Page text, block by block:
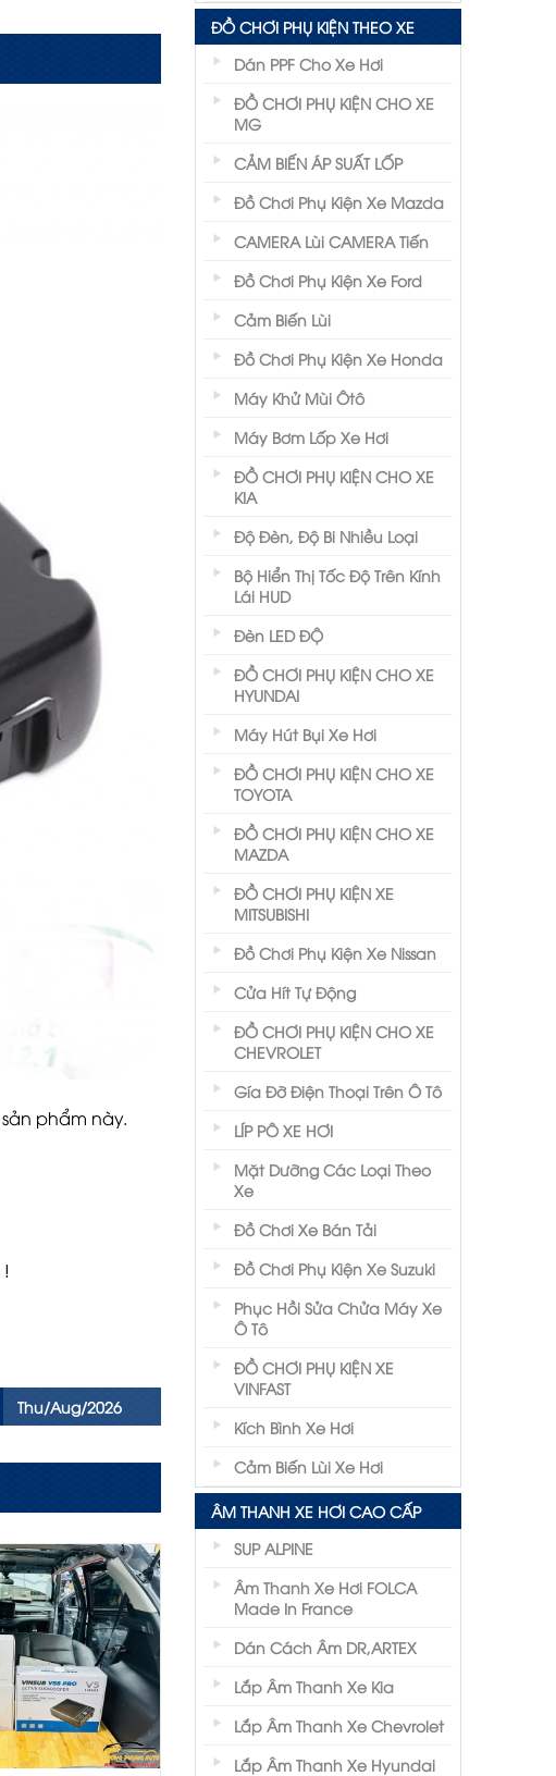
phẩm này.
thủ đức
Thu/Aug/2026
ĐỒ CHƠI PHỤ KIỆN THEO XE
Dán PPF Cho Xe Hơi
ĐỒ CHƠI PHỤ KIỆN CHO XE
MG
CẢM BIẾN ÁP SUẤT LỐP
Đồ Chơi Phụ Kiện Xe Mazda
CAMERA Lùi CAMERA Tiến
Đồ Chơi Phụ Kiện Xe Ford
Cảm Biến Lùi
Đồ Chơi Phụ Kiện Xe Honda
Máy Khử Mùi Ôtô
Máy Bơm Lốp Xe Hơi
ĐỒ CHƠI PHỤ KIỆN CHO XE
KIA
Độ Đèn, Độ Bi Nhiều Loại
Bộ Hiển Thị Tốc Độ Trên Kính
Lái HUD
Đèn LED ĐỘ
ĐỒ CHƠI PHỤ KIỆN CHO XE
HYUNDAI
Máy Hút Bụi Xe Hơi
ĐỒ CHƠI PHỤ KIỆN CHO XE
TOYOTA
ĐỒ CHƠI PHỤ KIỆN CHO XE
MAZDA
ĐỒ CHƠI PHỤ KIỆN XE
MITSUBISHI
Đồ Chơi Phụ Kiện Xe Nissan
Cửa Hít Tự Động
ĐỒ CHƠI PHỤ KIỆN CHO XE
CHEVROLET
Gía Đỡ Điện Thoại Trên Ô Tô
LÍP PÔ XE HƠI
Mặt Dưỡng Các Loại Theo
Xe
Đồ Chơi Xe Bán Tải
Đồ Chơi Phụ Kiện Xe Suzuki
Phục Hồi Sửa Chửa Máy Xe
Ô Tô
ĐỒ CHƠI PHỤ KIỆN XE
VINFAST
Kích Bình Xe Hơi
Cảm Biến Lùi Xe Hơi
ÂM THANH XE HƠI CAO CẤP
SUP ALPINE
Âm Thanh Xe Hơi FOLCA
Made In France
Dán Cách Âm DR,ARTEX
Lắp Âm Thanh Xe Kia
Lắp Âm Thanh Xe Chevrolet
Lắp Âm Thanh Xe Hyundai